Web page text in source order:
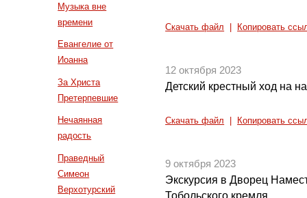
Музыка вне
времени
Евангелие от
Иоанна
За Христа
Претерпевшие
Нечаянная
радость
Праведный
Симеон
Верхотурский
Скачать файл Копировать
12 октября 2023
Детский крестный ход на
Скачать файл Копировать
9 октября 2023
Экскурсия в Дворец
Тобольского кремля